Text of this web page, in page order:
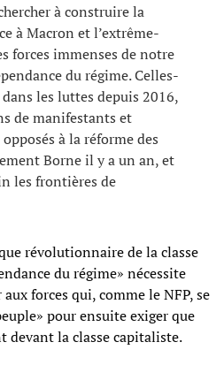
à construire la
à Macron et l’extrême-
forces immenses de notre
du régime. Celles-
les luttes depuis 2016,
de manifestants et
à la réforme des
Borne il y a un an, et
les frontières de
révolutionnaire de la classe
du régime» nécessite
forces qui, comme le NFP, se
pour ensuite exiger que
devant la classe capitaliste.